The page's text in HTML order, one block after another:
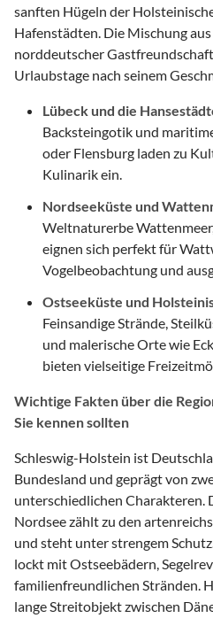
sanften Hügeln der
Hafenstädten. Die Mischung
norddeutscher
Urlaubstage nach seinem
Lübeck und die
Backsteingotik und
oder Flensburg laden zu
Kulinarik ein.
Nordseeküste und
Weltnaturerbe
eignen sich perfekt für
Vogelbeobachtung und
Ostseeküste und
Feinsandige Strände,
und malerische Orte wie
bieten vielseitige
Wichtige Fakten über die
Sie kennen sollten
Schleswig-Holstein ist
Bundesland und geprägt von
unterschiedlichen Charakteren.
Nordsee zählt zu den
und steht unter strengem
lockt mit Ostseebädern,
familienfreundlichen Stränden.
lange Streitobjekt zwischen